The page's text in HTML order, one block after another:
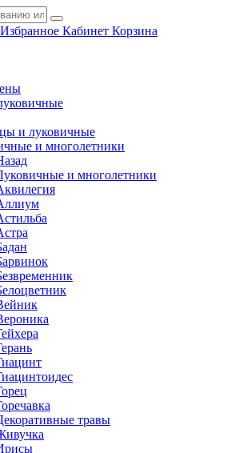
Избранное Кабинет Корзина
и луковичные
и многолетники
и многолетники
травы